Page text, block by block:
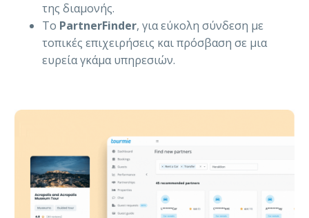
της διαμονής.
Το PartnerFinder, για εύκολη σύνδεση με
τοπικές επιχειρήσεις και πρόσβαση σε μια
ευρεία γκάμα υπηρεσιών.